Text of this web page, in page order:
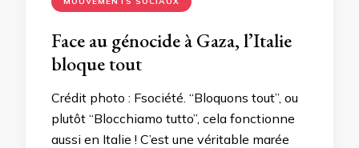
Face au génocide à Gaza, l’Italie
bloque tout
Crédit photo : Fsociété. “Bloquons tout”, ou
plutôt “Blocchiamo tutto”, cela fonctionne
aussi en Italie ! C’est une véritable marée